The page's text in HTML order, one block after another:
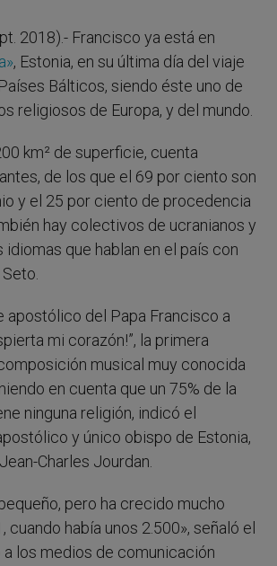
2018).- Francisco ya está en
, Estonia, en su última día del viaje
Bálticos, siendo éste uno de
religiosos de Europa, y del mundo.
km² de superficie, cuenta
de los que el 69 por ciento son
y el 25 por ciento de procedencia
hay colectivos de ucranianos y
idiomas que hablan en el país con
apostólico del Papa Francisco a
mi corazón!”, la primera
musical muy conocida
en cuenta que un 75% de la
ninguna religión, indicó el
y único obispo de Estonia,
Charles Jourdan.
pero ha crecido mucho
cuando había unos 2.500», señaló el
los medios de comunicación